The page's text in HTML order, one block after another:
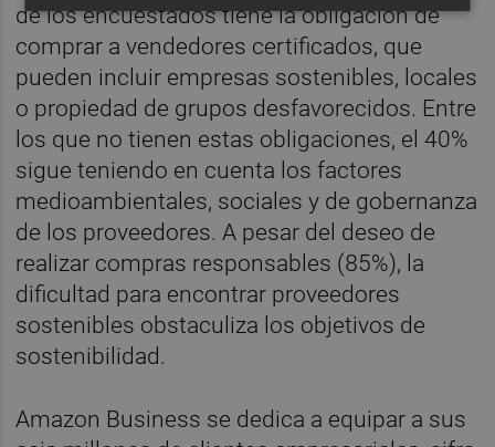
de los encuestados tiene la obligación de
comprar a vendedores certificados, que
pueden incluir empresas sostenibles, locales
o propiedad de grupos desfavorecidos. Entre
los que no tienen estas obligaciones, el 40%
sigue teniendo en cuenta los factores
medioambientales, sociales y de gobernanza
de los proveedores. A pesar del deseo de
realizar compras responsables (85%), la
dificultad para encontrar proveedores
sostenibles obstaculiza los objetivos de
sostenibilidad.
Amazon Business se dedica a equipar a sus